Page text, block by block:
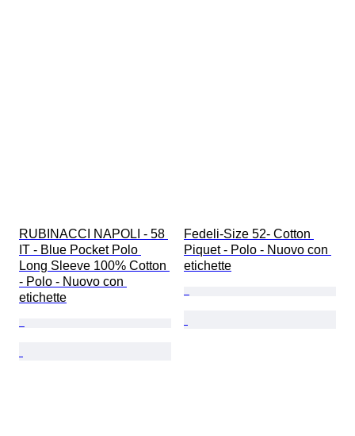
RUBINACCI NAPOLI - 58
IT - Blue Pocket Polo
Long Sleeve 100% Cotton
- Polo - Nuovo con
etichette
Fedeli-Size 52- Cotton
Piquet - Polo - Nuovo con
etichette